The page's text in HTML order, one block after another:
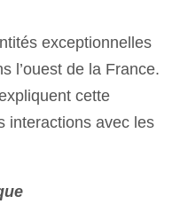
exceptionnelles
l’ouest de la France.
cette
interactions avec les